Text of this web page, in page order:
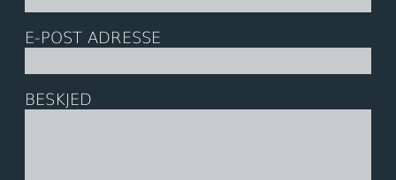
E-POST ADRESSE
BESKJED